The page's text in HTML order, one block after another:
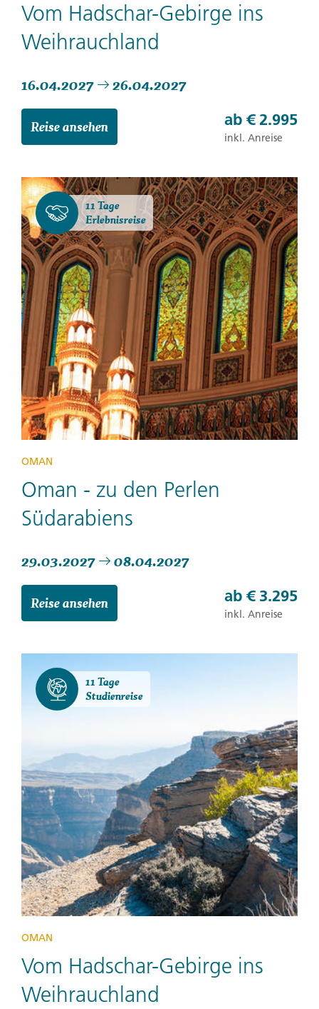
Vom Hadschar-Gebirge ins
Weihrauchland
16.04.2027 26.04.2027
Reise ansehen ab € 2.995
inkl. Anreise
11 Tage
Erlebnisreise
OMAN
Oman - zu den Perlen
Südarabiens
29.03.2027 08.04.2027
Reise ansehen ab € 3.295
inkl. Anreise
11 Tage
Studienreise
OMAN
Vom Hadschar-Gebirge ins
Weihrauchland